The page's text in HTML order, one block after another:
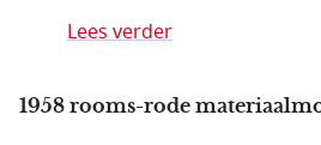
Lees verder
1958 rooms-rode